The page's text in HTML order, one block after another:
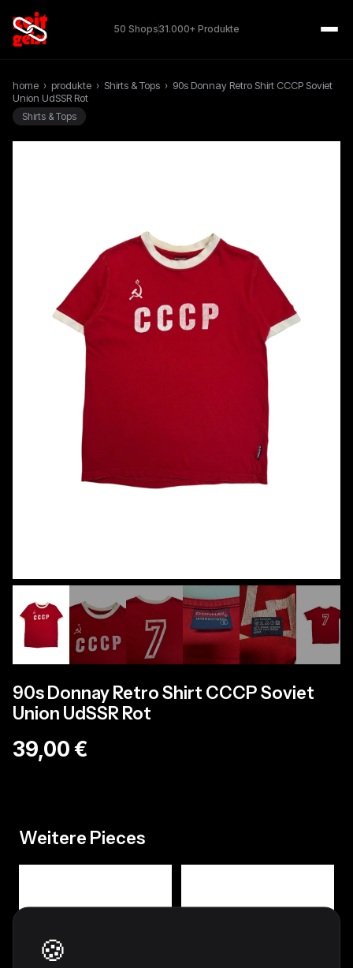
50 Shops31.000+ Produkte
home › produkte › Shirts & Tops › 90s Donnay Retro Shirt CCCP Soviet
Union UdSSR Rot
Shirts & Tops
90s Donnay Retro Shirt CCCP Soviet
Union UdSSR Rot
39,00 €
Weitere Pieces
🍪